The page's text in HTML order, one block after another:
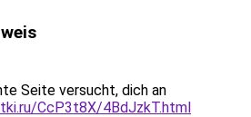
Seite versucht, dich an
CcP3t8X/4BdJzkT.html